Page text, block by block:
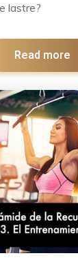
lastre?
Read more